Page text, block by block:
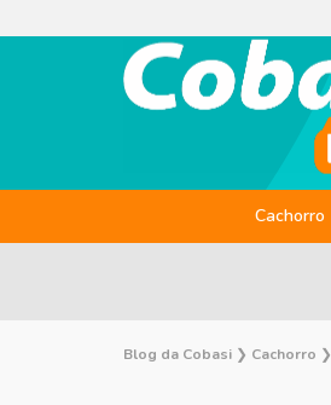
Cachorro
Blog da Cobasi ❯ Cachorro ❯